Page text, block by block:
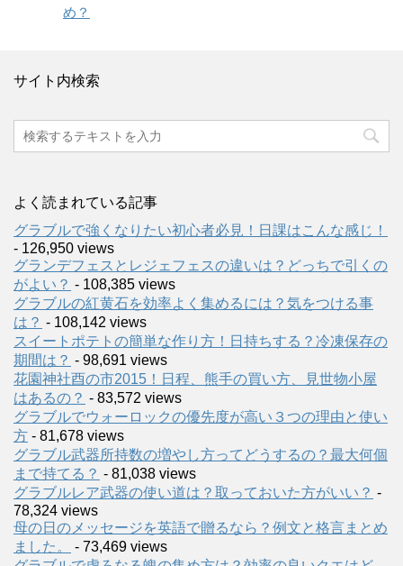
め？
サイト内検索
よく読まれている記事
グラブルで強くなりたい初心者必見！日課はこんな感じ！
- 126,950 views
グランデフェスとレジェフェスの違いは？どっちで引くの
がよい？ - 108,385 views
グラブルの紅黄石を効率よく集めるには？気をつける事
は？ - 108,142 views
スイートポテトの簡単な作り方！日持ちする？冷凍保存の
期間は？ - 98,691 views
花園神社酉の市2015！日程、熊手の買い方、見世物小屋
はあるの？ - 83,572 views
グラブルでウォーロックの優先度が高い３つの理由と使い
方 - 81,678 views
グラブル武器所持数の増やし方ってどうするの？最大何個
まで持てる？ - 81,038 views
グラブルレア武器の使い道は？取っておいた方がいい？ -
78,324 views
母の日のメッセージを英語で贈るなら？例文と格言まとめ
ました。
- 73,469 views